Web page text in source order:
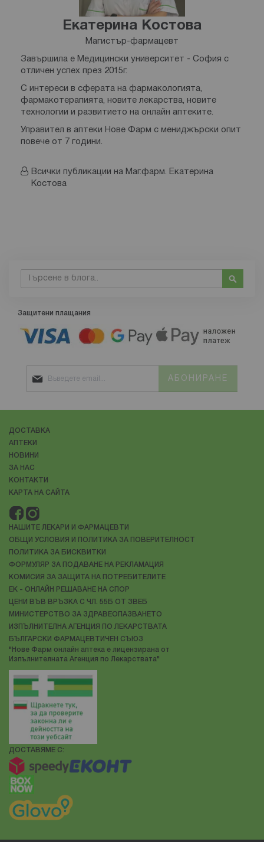
Екатерина Костова
Магистър-фармацевт
Завършила е Медицински университет - София с
отличен успех през 2015г.
С интереси в сферата на фармакологията,
фармакотерапията, новите лекарства, новите
технологии и развитието на онлайн аптеките.
Управител в аптеки Нове Фарм с мениджърски опит
повече от 7 години.
Всички публикации на Маг.фарм. Екатерина
Костова
Търсене
Защитени плащания
АБОНИРАНЕ
ДОСТАВКА
АПТЕКИ
НОВИНИ
ЗА НАС
КОНТАКТИ
КАРТА НА САЙТА
НАШИТЕ ЛЕКАРИ И ФАРМАЦЕВТИ
ОБЩИ УСЛОВИЯ И ПОЛИТИКА ЗА ПОВЕРИТЕЛНОСТ
ПОЛИТИКА ЗА БИСКВИТКИ
ФОРМУЛЯР ЗА ПОДАВАНЕ НА РЕКЛАМАЦИЯ
КОМИСИЯ ЗА ЗАЩИТА НА ПОТРЕБИТЕЛИТЕ
ЕК - ОНЛАЙН РЕШАВАНЕ НА СПОР
ЦЕНИ ВЪВ ВРЪЗКА С ЧЛ. 55Б ОТ ЗВЕБ
МИНИСТЕРСТВО ЗА ЗДРАВЕОПАЗВАНЕТО
ИЗПЪЛНИТЕЛНА АГЕНЦИЯ ПО ЛЕКАРСТВАТА
БЪЛГАРСКИ ФАРМАЦЕВТИЧЕН СЪЮЗ
"Нове Фарм онлайн аптека е лицензирана от
Изпълнителната Агенция по Лекарствата"
ДОСТАВЯМЕ С: